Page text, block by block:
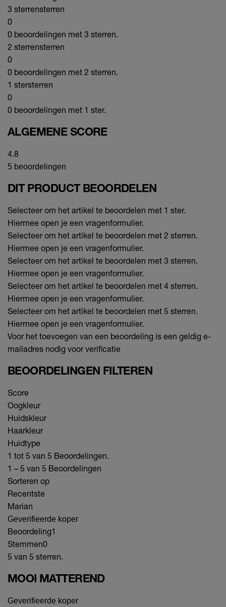
3 sterrensterren
0
0 beoordelingen met 3 sterren.
2 sterrensterren
0
0 beoordelingen met 2 sterren.
1 stersterren
0
0 beoordelingen met 1 ster.
ALGEMENE SCORE
4.8
5 beoordelingen
DIT PRODUCT BEOORDELEN
Selecteer om het artikel te beoordelen met 1 ster.
Hiermee open je een vragenformulier.
Selecteer om het artikel te beoordelen met 2 sterren.
Hiermee open je een vragenformulier.
Selecteer om het artikel te beoordelen met 3 sterren.
Hiermee open je een vragenformulier.
Selecteer om het artikel te beoordelen met 4 sterren.
Hiermee open je een vragenformulier.
Selecteer om het artikel te beoordelen met 5 sterren.
Hiermee open je een vragenformulier.
Voor het toevoegen van een beoordeling is een geldig e-
mailadres nodig voor verificatie
BEOORDELINGEN FILTEREN
Score
Oogkleur
Huidskleur
Haarkleur
Huidtype
1 tot 5 van 5 Beoordelingen.
1 – 5 van 5 Beoordelingen
Sorteren op
Recentste
Marian
Geverifieerde koper
Beoordeling1
Stemmen0
5 van 5 sterren.
MOOI MATTEREND
Geverifieerde koper